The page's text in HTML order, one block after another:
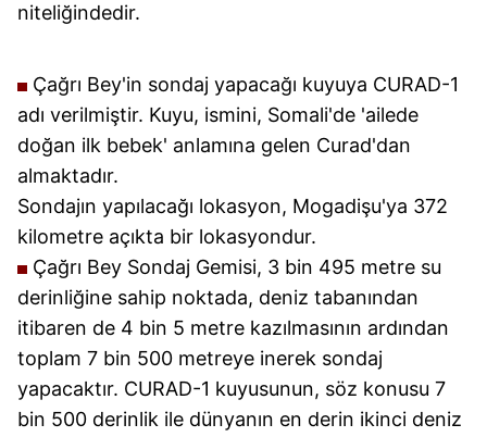
niteliğindedir.
Çağrı Bey'in sondaj yapacağı kuyuya CURAD-1
adı verilmiştir. Kuyu, ismini, Somali'de 'ailede
doğan ilk bebek' anlamına gelen Curad'dan
almaktadır.
Sondajın yapılacağı lokasyon, Mogadişu'ya 372
kilometre açıkta bir lokasyondur.
Çağrı Bey Sondaj Gemisi, 3 bin 495 metre su
derinliğine sahip noktada, deniz tabanından
itibaren de 4 bin 5 metre kazılmasının ardından
toplam 7 bin 500 metreye inerek sondaj
yapacaktır. CURAD-1 kuyusunun, söz konusu 7
bin 500 derinlik ile dünyanın en derin ikinci deniz